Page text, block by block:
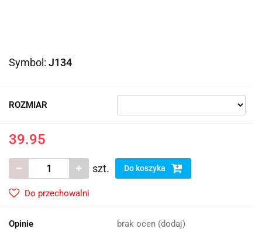
Symbol: J134
ROZMIAR
39.95
szt. Do koszyka
Do przechowalni
Opinie brak ocen (dodaj)